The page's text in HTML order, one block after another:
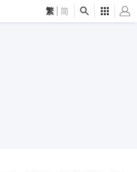
繁 简